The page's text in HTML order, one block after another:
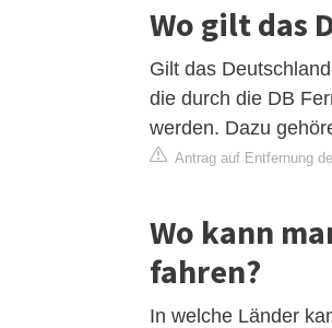
Wo gilt das
Gilt das
die durch die DB
werden. Dazu
Antrag auf Entfernung
Wo kann
fahren?
In welche Länder